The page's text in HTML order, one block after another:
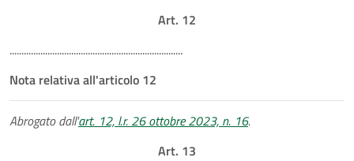
Art. 12
.........................................................................
Nota relativa all'articolo 12
Abrogato dall'art. 12, l.r. 26 ottobre 2023, n. 16.
Art. 13